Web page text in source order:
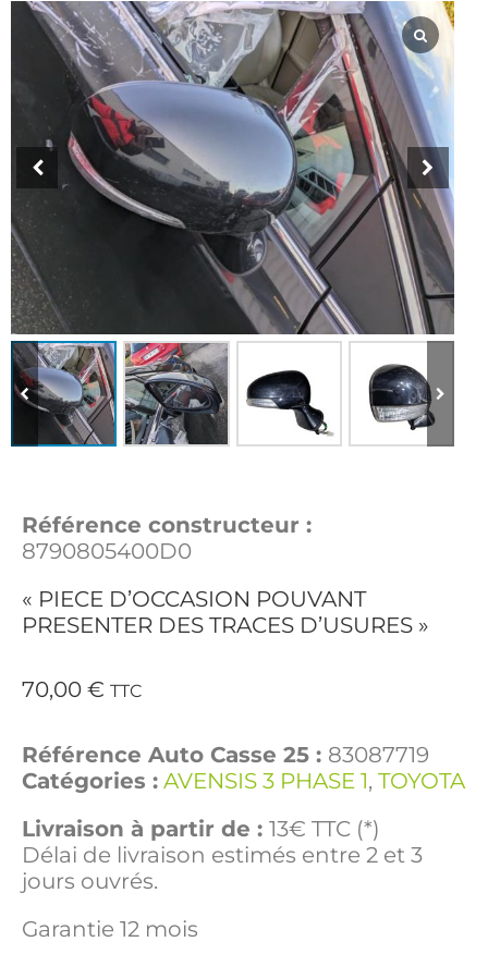
Référence constructeur :
8790805400D0
« PIECE D’OCCASION POUVANT
PRESENTER DES TRACES D’USURES »
70,00 € TTC
Référence Auto Casse 25 : 83087719
Catégories : AVENSIS 3 PHASE 1, TOYOTA
Livraison à partir de : 13€ TTC (*)
Délai de livraison estimés entre 2 et 3
jours ouvrés.
Garantie 12 mois